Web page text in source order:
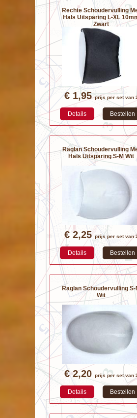
Rechte Schoudervulling
Hals Uitsparing L-XL
Zwart
€ 1,95prijs per set van
Details Bestellen
Raglan Schoudervulling
Hals Uitsparing S-M Wit
€ 2,25prijs per set van
Details Bestellen
Raglan Schoudervulling S-
Wit
€ 2,20 prijs per set van
Details Bestellen